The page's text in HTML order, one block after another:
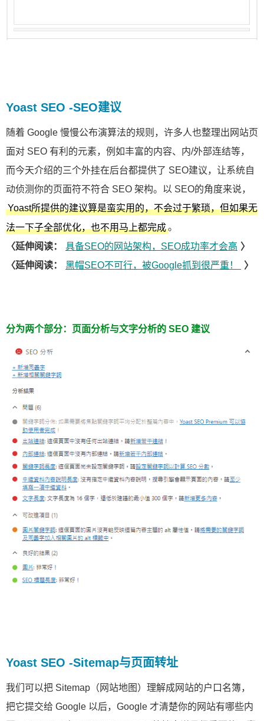
Yoast SEO -SEO建议
随着 Google 慢慢公布演算法的规则，许多人也整理出网站页
面对 SEO 有利的元素，例如丰富的内容、内/外部连结等，
而今天介绍的三个外挂在后台都提供了 SEO建议，让系统自
动侦测你的页面符不符合 SEO 架构。以 SEO的角度来说，
Yoast所提供的建议算是蛮实用的，不会过于繁琐，但如果无
法一下子全部优化，也不用马上都完成。
〈延伸阅读：
具备SEO的网站架构，SEO成功率才会高 〉
〈延伸阅读：
黑帽SEO不可行，被Google抓到很严重！ 〉
分为两个部分：页面分析与文字分析的 SEO 建议
Yoast SEO -Sitemap与页面转址
我们可以把 Sitemap（网站地图）理解成网站的户口名簿，
把它提交给 Google 以后，Google 才清楚你的网站有哪些内